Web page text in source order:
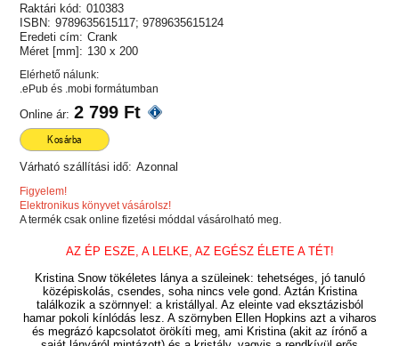
Raktári kód: 010383
ISBN: 9789635615117; 9789635615124
Eredeti cím: Crank
Méret [mm]: 130 x 200
Elérhető nálunk:
.ePub és .mobi formátumban
Online ár: 2 799 Ft
Kosárba
Várható szállítási idő: Azonnal
Figyelem!
Elektronikus könyvet vásárolsz!
A termék csak online fizetési móddal vásárolható meg.
AZ ÉP ESZE, A LELKE, AZ EGÉSZ ÉLETE A TÉT!
Kristina Snow tökéletes lánya a szüleinek: tehetséges, jó tanuló
középiskolás, csendes, soha nincs vele gond. Aztán Kristina
találkozik a szörnnyel: a kristállyal. Az eleinte vad eksztázisból
hamar pokoli kínlódás lesz. A szörnyben Ellen Hopkins azt a viharos
és megrázó kapcsolatot örökíti meg, ami Kristina (akit az írónő a